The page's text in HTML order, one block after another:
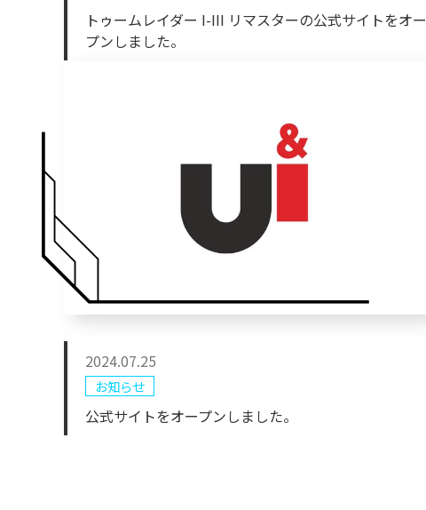
トゥームレイダー I-III リマスターの公式サイトをオー
プンしました。
2024.07.25
お知らせ
公式サイトをオープンしました。